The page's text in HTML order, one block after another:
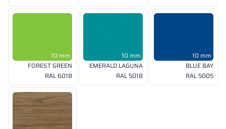
10 mm
FOREST GREEN
RAL 6018
10 mm
EMERALD LAGUNA
RAL 5018
10 mm
BLUE BAY
RAL 5005